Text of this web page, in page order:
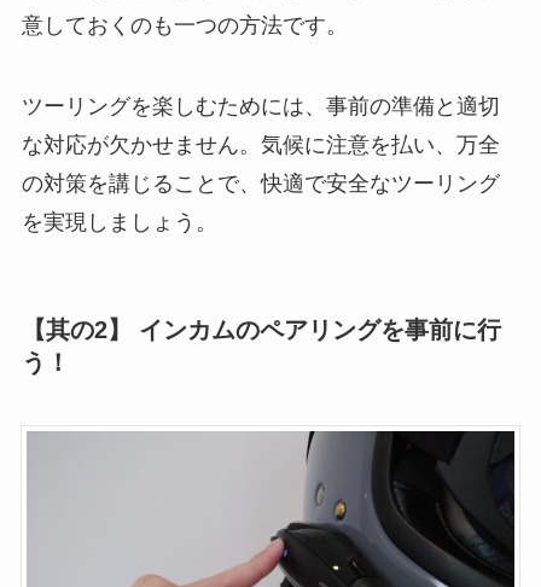
意しておくのも一つの方法です。
ツーリングを楽しむためには、事前の準備と適切
な対応が欠かせません。気候に注意を払い、万全
の対策を講じることで、快適で安全なツーリング
を実現しましょう。
【其の2】 インカムのペアリングを事前に行
う！